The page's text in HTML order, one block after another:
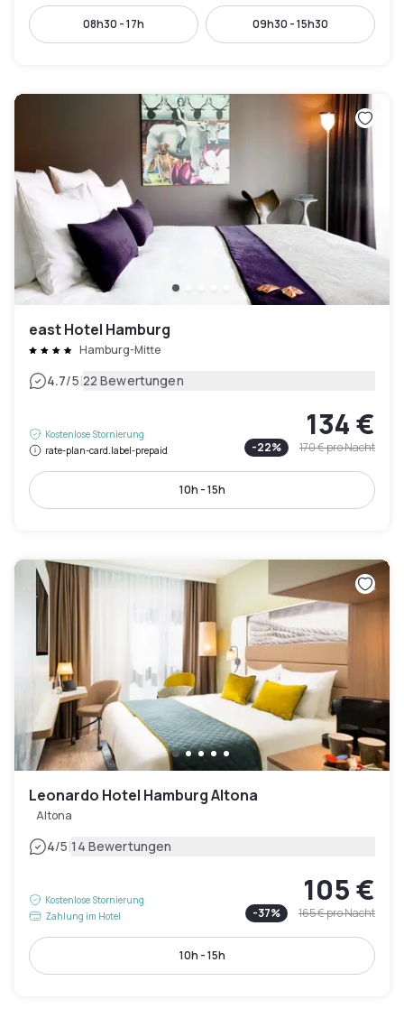
08h30 - 17h 09h30 - 15h30
east Hotel Hamburg
Hamburg-Mitte
4.7/5|22 Bewertungen
Kostenlose Stornierung
rate-plan-card.label-prepaid
134 €
-22% 170 €pro Nacht
10h - 15h
Leonardo Hotel Hamburg Altona
Altona
4/5|14 Bewertungen
Kostenlose Stornierung
Zahlung im Hotel
105 €
-37% 165 €pro Nacht
10h - 15h